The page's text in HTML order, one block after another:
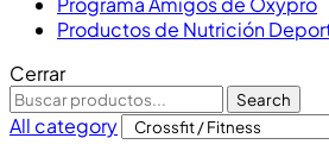
Productos de Nutrición
Cerrar
Search
All category